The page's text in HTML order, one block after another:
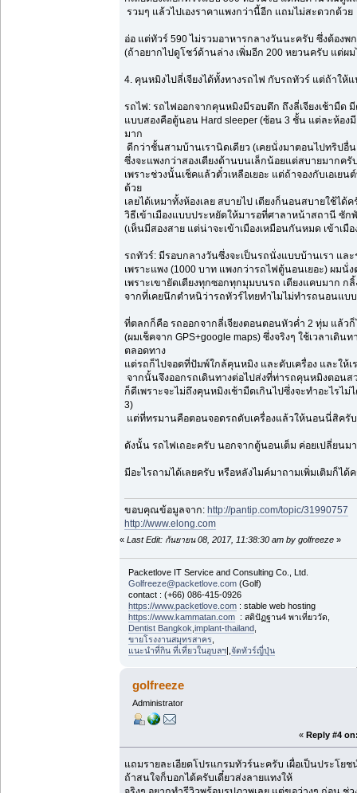
รวมๆ แล้วไปเองราคาแพงกว่านี้อีก แถมไม่สะดวกด้วย
อ่อ แต่ทัวร์ 590 ไม่รวมอาหารกลางวันนะครับ ซึ่งต้องพ
(ถ้าอยากไปดูโชว์ด้านล่าง เพิ่มอีก 200 หยวนครับ แต่ผม
4. คุนหมิงไปลี่เจียงได้ทั้งทางรถไฟ กับรถทัวร์ แต่ถ้าใ
รถไฟ: รถไฟออกจากคุนหมิงมีรอบดึก ถึงลี่เจียงเช้ามืด
แบบสองคือตู้นอน Hard sleeper (ซ้อน 3 ชั้น แต่ละห้อง
มาก
ดีกว่าชั้นสามบ้านเรานิดเดียว (เคยนั่งมาตอนไปทริปอื่
ซึ่งจะแพงกว่าสองเตียงด้านบนเล็กน้อยแต่สบายมากค
เพราะช่วงนั้นเช็คแล้วตั๋วเหลือเยอะ แต่ถ้าจองกับเอเ
ด้วย
เลยได้เหมาทั้งห้องเลย สบายไป เตียงก็นอนสบายใช้ได้
วิธีเข้าเมืองแบบประหยัดให้มารอที่ศาลาหน้าสถานี ซัก
(เห็นมีสองสาย แต่น่าจะเข้าเมืองเหมือนกันหมด เข้าเมื
รถทัวร์: มีรอบกลางวันซึ่งจะเป็นรถนั่งแบบบ้านเรา แ
เพราะแพง (1000 บาท แพงกว่ารถไฟตู้นอนเยอะ) ผม
เพราะเขายัดเตียงทุกซอกทุกมุมบนรถ เตียงแคบมาก
จากที่เคยนึกตำหนิว่ารถทัวร์ไทยทำไมไม่ทำรถนอนแ
ที่ตลกก็คือ รถออกจากลี่เจียงตอนตอนหัวค่ำ 2 ทุ่ม แล้ว
(ผมเช็คจาก GPS+google maps) ซึ่งจริงๆ ใช้เวลาเดิ
ตลอดทาง
แต่รถก็ไปจอดที่ปัมพ์ใกล้คุนหมิง และดับเครื่อง และให้
จากนั้นจึงออกรถเดินทางต่อไปส่งที่ท่ารถคุนหมิงตอนส
ก็ดีเพราะจะไม่ถึงคุนหมิงเช้ามืดเกินไปซึ่งจะทำอะไร
3)
แต่ที่ทรมานคือตอนจอดรถดับเครื่องแล้วให้นอนนี่สิครั
ดังนั้น รถไฟเถอะครับ นอกจากตู้นอนเต็ม ค่อยเปลี่ยนม
มีอะไรถามได้เลยครับ หรือหลังไมค์มาถามเพิ่มเติมก็ไ
ขอบคุณข้อมูลจาก: http://pantip.com/topic/31990757
http://www.elong.com
« Last Edit: กันยายน 08, 2017, 11:38:30 am by golfreeze »
Packetlove IT Service and Consulting Co., Ltd.
Golfreeze@packetlove.com(Golf)
contact : (+66) 086-415-0926
https://www.packetlove.com: stable web hosting
https://www.kammatan.com: สติปัฏฐาน4 พาเที่ยววัด,
Dentist Bangkok,implant-thailand,
ขายโรงงานสมุทรสาคร,
แนะนำที่กิน ที่เที่ยวในอุบลฯ|,จัดทัวร์ญี่ปุ่น
golfreeze
Administrator
« Reply #4
แถมรายละเอียดโปรแกรมทัวร์นะครับ เผื่อเป็นประโย
ถ้าสนใจก็บอกได้ครับเดี๋ยวส่งลายแทงให้